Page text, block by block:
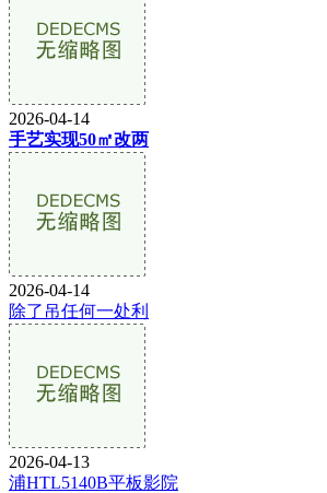
2026-04-14
手艺实现50㎡改两
2026-04-14
除了吊任何一处利
2026-04-13
浦HTL5140B平板影院